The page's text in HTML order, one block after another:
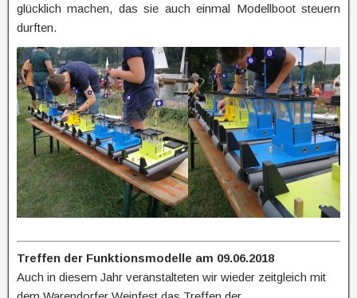
glücklich machen, das sie auch einmal Modellboot steuern
durften.
Treffen der Funktionsmodelle am 09.06.2018
Auch in diesem Jahr veranstalteten wir wieder zeitgleich mit